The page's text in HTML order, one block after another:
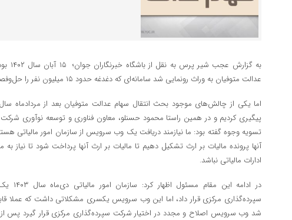
به
عدالت متوفیان به وراث رونمایی شد سامانه‌ای که دغدغه حدود ۱۵ میلیون نفر را حل‌وفصل کرد.
پیگیری کردیم و در همین راستا محمود حسنلو، معاون فناوری و توسعه نوآوری شرکت
تسویه وجوه گفته بود: ما نیازمند دریافت یک وب سرویس از سازمان امور مالیاتی
آنها پرونده مالیات بر ارث تشکیل دهیم تا مالیات بر ارث آنها پرداخت شود تا نیاز
ادارات مالیاتی نباشد.
در
سپرده‌گذاری مرکزی قرار داد، اما این وب سرویس یکسری مشکلاتی داشت که عملا
شد وب سرویس اصلاح و مجدد در اختیار شرکت سپرده‌گذاری مرکزی قرار گیرد